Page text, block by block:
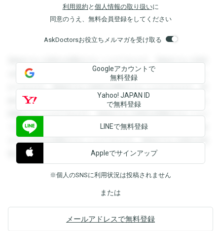
利用規約 と 個人情報の取り扱いに
同意のうえ、無料会員登録をしてください
AskDoctorsお役立ちメルマガを受け取る
登録すると回答を閲覧することができます。登録すると回答
を閲覧することができます。登録すると回答を閲覧すること
ができます。登録すると回答を閲覧することができます。登
録すると回答を閲覧することができます。登録すると回答を
閲覧することができます。登録すると回答を閲覧することが
できます。登録すると回答を閲覧することができます。登録
すると回答を閲覧することができます。登録すると回答を閲
覧することができます。
Googleアカウントで
無料登録
Yahoo! JAPAN ID
で無料登録
LINEで無料登録
Appleでサインアップ
※個人のSNSに利用状況は投稿されません
または
メールアドレスで無料登録